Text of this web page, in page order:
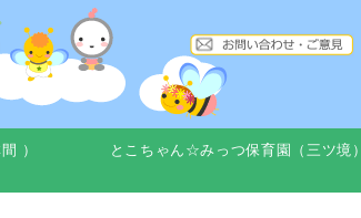
） とこちゃん☆みっつ保育園（三ツ境）